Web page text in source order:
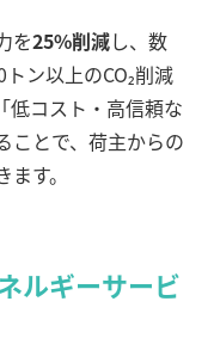
を25%削減し、数
ン以上のCO₂削減
低コスト・高信頼な
ことで、荷主からの
す。
ルギーサービ